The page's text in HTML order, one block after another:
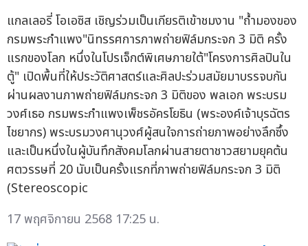
แกลเลอรี่ โอเอซิส เชิญร่วมเป็นเกียรติเข้าชมงาน "ถ้ำมองของ
กรมพระกำแพง"นิทรรศการภาพถ่ายฟิล์มกระจก 3 มิติ ครั้ง
แรกของโลก หนึ่งในโปรเจ็กต์พิเศษภายใต้"โครงการศิลปินใน
ตู้" เปิดพื้นที่ให้ประวัติศาสตร์และศิลปะร่วมสมัยมาบรรจบกัน
ผ่านผลงานภาพถ่ายฟิล์มกระจก 3 มิติของ พลเอก พระบรม
วงศ์เธอ กรมพระกำแพงเพ็ชรอัครโยธิน (พระองค์เจ้าบุรฉัตร
ไชยากร) พระบรมวงศานุวงศ์ผู้สนใจการถ่ายภาพอย่างลึกซึ้ง
และเป็นหนึ่งในผู้บันทึกสังคมโลกผ่านสายตาชาวสยามยุคต้น
ศตวรรษที่ 20 นับเป็นครั้งแรกที่ภาพถ่ายฟิล์มกระจก 3 มิติ
(Stereoscopic
17 พฤศจิกายน 2568 17:25 น.